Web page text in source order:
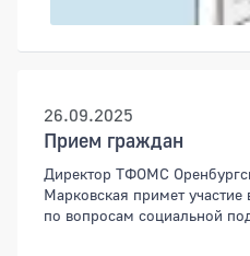
26.09.2025
Прием граждан
Директор ТФОМС
Марковская примет
по вопросам социальной